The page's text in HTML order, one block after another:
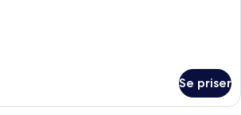
Se priser